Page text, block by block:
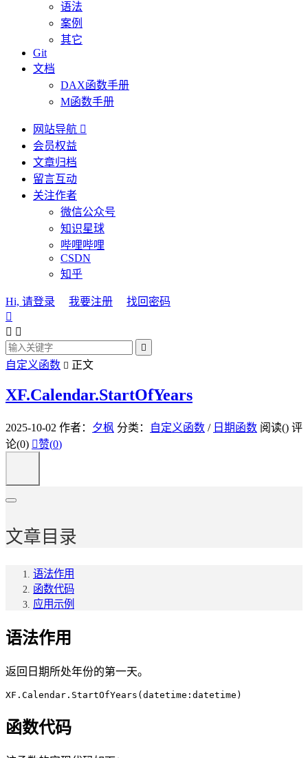
语法
案例
其它
Git
文档
DAX函数手册
M函数手册
网站导航 
会员权益
文章归档
留言互动
关注作者
微信公众号
知识星球
哔哩哔哩
CSDN
知乎
Hi, 请登录 我要注册
找回密码

 

自定义函数  正文
XF.Calendar.StartOfYears
2025-10-02 作者： 夕枫 分类： 自定义函数 / 日期函数 阅读() 评
论(0) 赞(0)
文章目录
语法作用
函数代码
应用示例
语法作用
返回日期所处年份的第一天。
XF.Calendar.StartOfYears(datetime:datetime)
函数代码